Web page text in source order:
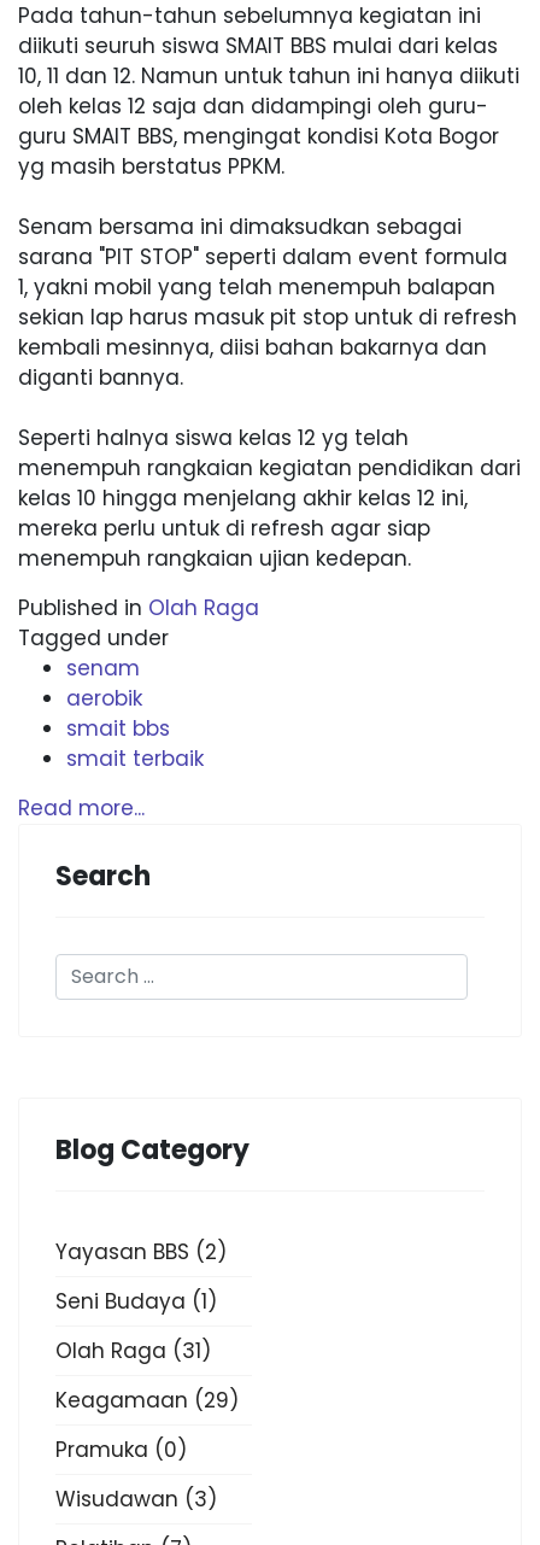
Pada tahun-tahun sebelumnya kegiatan ini
diikuti seuruh siswa SMAIT BBS mulai dari kelas
10, 11 dan 12. Namun untuk tahun ini hanya diikuti
oleh kelas 12 saja dan didampingi oleh guru-
guru SMAIT BBS, mengingat kondisi Kota Bogor
yg masih berstatus PPKM.
Senam bersama ini dimaksudkan sebagai
sarana "PIT STOP" seperti dalam event formula
1, yakni mobil yang telah menempuh balapan
sekian lap harus masuk pit stop untuk di refresh
kembali mesinnya, diisi bahan bakarnya dan
diganti bannya.
Seperti halnya siswa kelas 12 yg telah
menempuh rangkaian kegiatan pendidikan dari
kelas 10 hingga menjelang akhir kelas 12 ini,
mereka perlu untuk di refresh agar siap
menempuh rangkaian ujian kedepan.
Published in Olah Raga
Tagged under
senam
aerobik
smait bbs
smait terbaik
Read more...
Search
Blog Category
Yayasan BBS (2)
Seni Budaya (1)
Olah Raga (31)
Keagamaan (29)
Pramuka (0)
Wisudawan (3)